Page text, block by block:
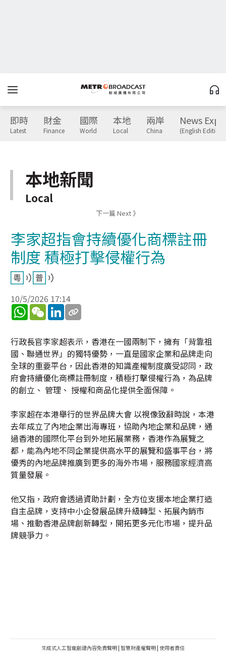
即時
Latest
財金
Finance
國際
World
本地
Local
兩岸
China
News
(English Edition)
本地新聞
Local
下一篇 Next 》
李家超指會持續優化商標註冊
制度 積極打擊侵權行為
10/5/2026 17:14
WhatsApp
WeChatLinkedIn
行政長官李家超表示，香港在一國兩制下，擁有「背靠祖
國、聯通世界」的獨特優勢，一直是國家企業和品牌走向
全球的重要平台，因此香港的知識產權制度廣受認同，政
府會持續優化商標註冊制度，積極打擊侵權行為，為品牌
的創立、 管理、 授權和商品化提供全面保障。
李家超在本港舉行的世界品牌大會 以視像致辭時說，本港
去年成立了內地企業出海專班，協助內地企業和品牌，通
過香港的國際化平台到外地拓展業務，香港作為展覽之
都，能為內地不同企業提供高水平的展覽和盛事平台，將
優秀的內地品牌推廣到更多的海外市場，服務國家經濟高
質量發展。
他又指，政府會透過資助計劃，全方位支援本地企業打造
自主品牌，支持中小企發展品牌升級轉型、拓展內銷市
場、推動香港品牌創新轉型，開拓更多元化市場，提升品
牌競爭力。
生成式人工智能創建內容免責聲明 | 智慧財產權聲明 | 使用者責任